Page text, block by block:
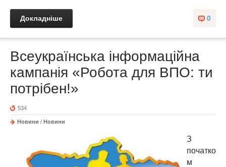
0
Докладніше
Всеукраїнська інформаційна
кампанія «Робота для ВПО: ти
потрібен!»
534
Новини / Новини
З
початко
м